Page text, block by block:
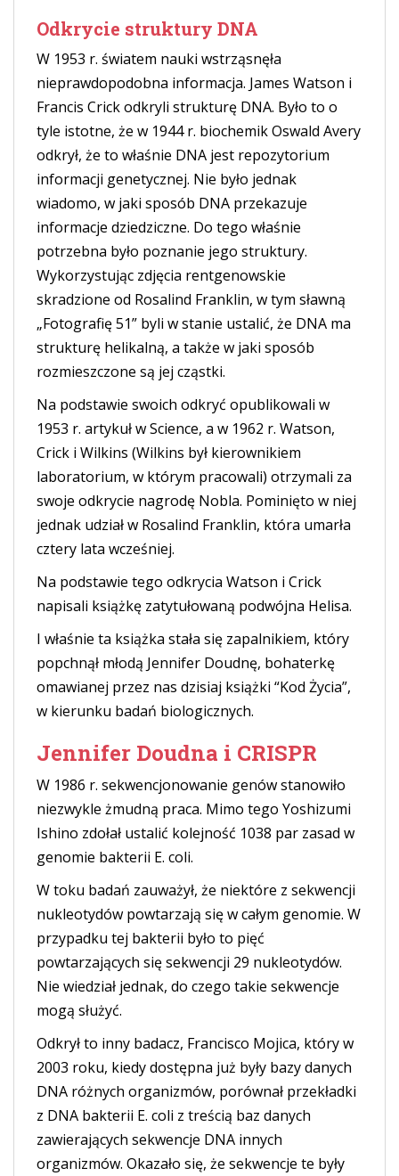
Odkrycie struktury DNA
W 1953 r. światem nauki wstrząsnęła
nieprawdopodobna informacja. James Watson i
Francis Crick odkryli strukturę DNA. Było to o
tyle istotne, że w 1944 r. biochemik Oswald Avery
odkrył, że to właśnie DNA jest repozytorium
informacji genetycznej. Nie było jednak
wiadomo, w jaki sposób DNA przekazuje
informacje dziedziczne. Do tego właśnie
potrzebna było poznanie jego struktury.
Wykorzystując zdjęcia rentgenowskie
skradzione od Rosalind Franklin, w tym sławną
„Fotografię 51” byli w stanie ustalić, że DNA ma
strukturę helikalną, a także w jaki sposób
rozmieszczone są jej cząstki.
Na podstawie swoich odkryć opublikowali w
1953 r. artykuł w Science, a w 1962 r. Watson,
Crick i Wilkins (Wilkins był kierownikiem
laboratorium, w którym pracowali) otrzymali za
swoje odkrycie nagrodę Nobla. Pominięto w niej
jednak udział w Rosalind Franklin, która umarła
cztery lata wcześniej.
Na podstawie tego odkrycia Watson i Crick
napisali książkę zatytułowaną podwójna Helisa.
I właśnie ta książka stała się zapalnikiem, który
popchnął młodą Jennifer Doudnę, bohaterkę
omawianej przez nas dzisiaj książki “Kod Życia”,
w kierunku badań biologicznych.
Jennifer Doudna i CRISPR
W 1986 r. sekwencjonowanie genów stanowiło
niezwykle żmudną praca. Mimo tego Yoshizumi
Ishino zdołał ustalić kolejność 1038 par zasad w
genomie bakterii E. coli.
W toku badań zauważył, że niektóre z sekwencji
nukleotydów powtarzają się w całym genomie. W
przypadku tej bakterii było to pięć
powtarzających się sekwencji 29 nukleotydów.
Nie wiedział jednak, do czego takie sekwencje
mogą służyć.
Odkrył to inny badacz, Francisco Mojica, który w
2003 roku, kiedy dostępna już były bazy danych
DNA różnych organizmów, porównał przekładki
z DNA bakterii E. coli z treścią baz danych
zawierających sekwencje DNA innych
organizmów. Okazało się, że sekwencje te były